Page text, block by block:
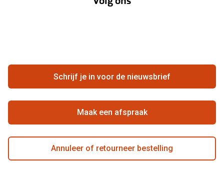
Hier de overeenkomst ontbinden
Zorgvergoeding
Ondernemen bij Pearle
Beste winkelketen
Actievoorwaarden
Schrijf je in voor de nieuwsbrief
Maak een afspraak
Annuleer of retourneer bestelling